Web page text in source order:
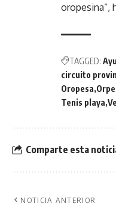
oropesina”,
TAGGED:
circuito
Oropesa
Tenis playa
Comparte esta
NOTICIA ANTERIOR